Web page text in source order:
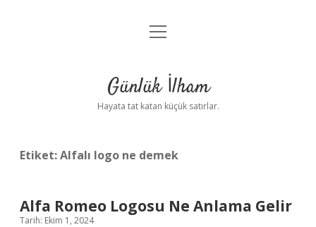
Anasayfa
Yasal Uyarı
menüyü
Günlük İlham
Hayata tat katan küçük satırlar.
Etiket:Alfalı logo ne demek
Alfa Romeo Logosu Ne Anlama Gelir
Tarih: Ekim 1, 2024